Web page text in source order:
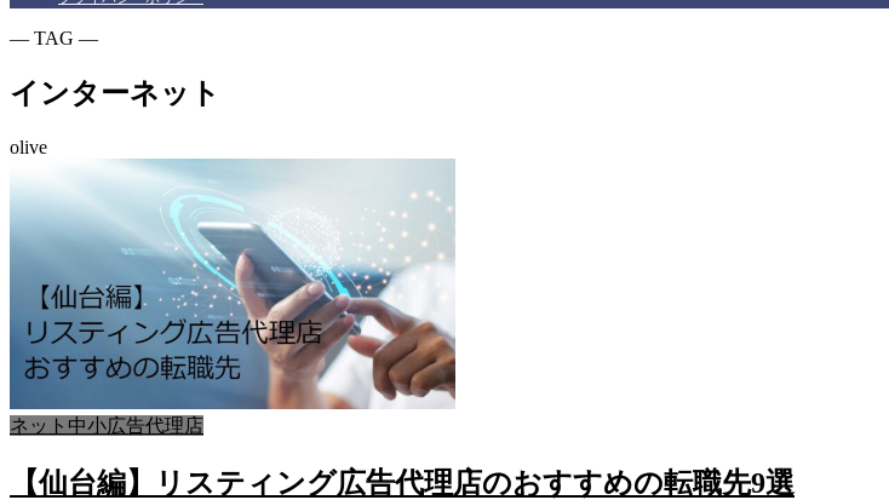
― TAG ―
インターネット
olive
ネット中小広告代理店
【仙台編】リスティング広告代理店のおすすめの転職先9選